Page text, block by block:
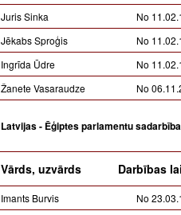
Juris Sinka
No
Jēkabs Sproģis
No
Ingrīda Ūdre
No
Žanete Vasaraudze
No
Latvijas - Ēģiptes parlamentu
Vārds, uzvārds Darbības
Imants Burvis
No